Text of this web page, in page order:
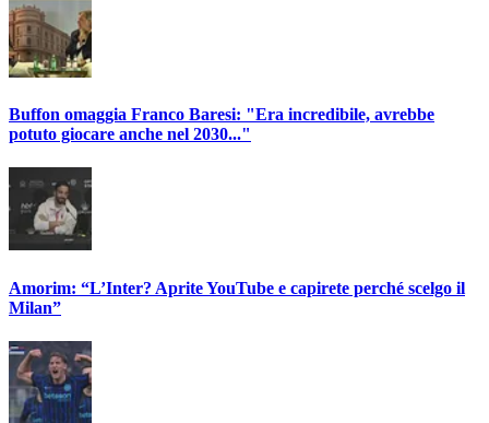
Buffon omaggia Franco Baresi: "Era incredibile, avrebbe
potuto giocare anche nel 2030..."
Amorim: “L’Inter? Aprite YouTube e capirete perché scelgo il
Milan”